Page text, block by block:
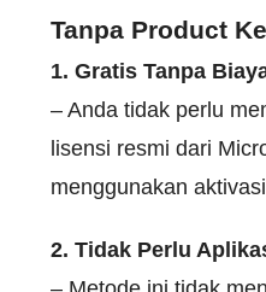
Tanpa Product
1. Gratis Tanpa
– Anda tidak perlu
lisensi resmi dari
menggunakan
2. Tidak Perlu